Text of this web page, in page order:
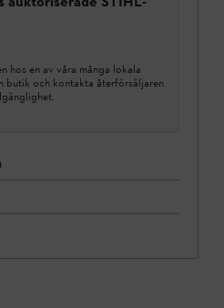
hos en av våra många lokala
butik och kontakta återförsäljaren